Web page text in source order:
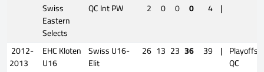
Swiss
Eastern
Selects
QC Int PW 2 0 0 0 4 |
2012-
2013
EHC Kloten
U16
Swiss U16-
Elit
26 13 23 36 39 | Playoffs
QC